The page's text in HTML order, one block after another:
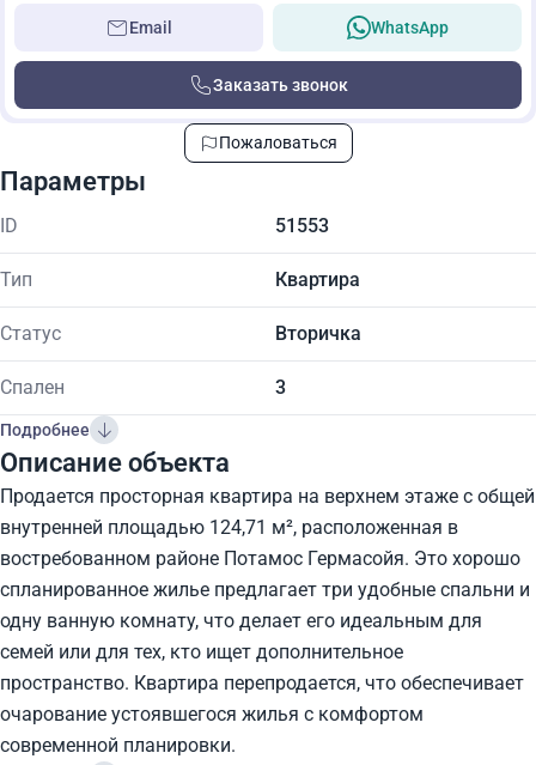
Email WhatsApp
Заказать звонок
Пожаловаться
Параметры
ID 51553
Тип Квартира
Статус Вторичка
Спален 3
Подробнее
Описание объекта
Продается просторная квартира на верхнем этаже с общей
внутренней площадью 124,71 м², расположенная в
востребованном районе Потамос Гермасойя. Это хорошо
спланированное жилье предлагает три удобные спальни и
одну ванную комнату, что делает его идеальным для
семей или для тех, кто ищет дополнительное
пространство. Квартира перепродается, что обеспечивает
очарование устоявшегося жилья с комфортом
современной планировки.